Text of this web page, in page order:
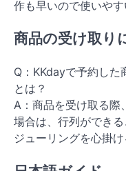
作も早いので使いやす
商品の受け取り
Q：KKdayで予約した
とは？
A：商品を受け取る際
場合は、行列ができ
ジューリングを心掛